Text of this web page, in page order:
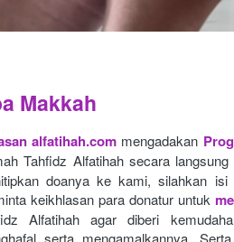
Makkah
alfatihah.com mengadakan
Tahfidz Alfatihah secara langsung
doanya ke kami, silahkan
keikhlasan para donatur untuk
Alfatihah agar diberi
serta mengamalkannya.